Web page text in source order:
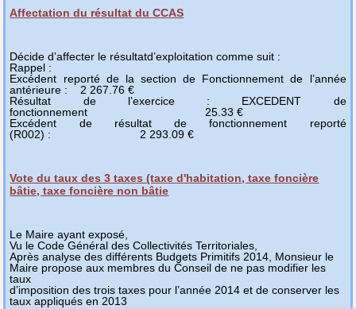
Affectation du résultat du CCAS
Décide d’affecter le résultatd’exploitation comme suit :
Rappel :
Excédent reporté de la section de Fonctionnement de l’année
antérieure : 2 267.76 €
Résultat de l’exercice : EXCEDENT de
fonctionnement 25.33 €
Excédent de résultat de fonctionnement reporté
(R002) : 2 293.09 €
Vote du taux des 3 taxes (taxe d'habitation, taxe foncière
bâtie, taxe foncière non bâtie
Le Maire ayant exposé,
Vu le Code Général des Collectivités Territoriales,
Après analyse des différents Budgets Primitifs 2014, Monsieur le
Maire propose aux membres du Conseil de ne pas modifier les
taux
d’imposition des trois taxes pour l’année 2014 et de conserver les
taux appliqués en 2013